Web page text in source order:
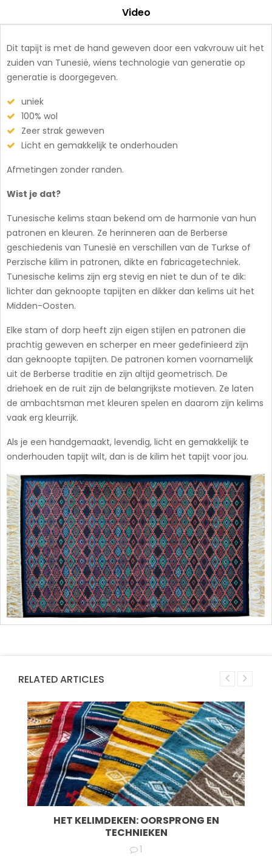
Video
Dit tapijt is met de hand geweven door een vakvrouw uit het
zuiden van Tunesië, wiens technologie van generatie op
generatie is doorgegeven.
uniek
100% wol
Zeer strak geweven
Licht en gemakkelijk te onderhouden
Afmetingen zonder randen.
Wist je dat?
Tunesische kelims staan bekend om de harmonie van hun
patronen en kleuren. Ze herinneren aan de Berberse
geschiedenis van Tunesië en verschillen van de Turkse of
Perzische kilim in patronen, dikte en fabricagetechniek.
Tunesische kelims zijn erg stevig en niet te dun of te dik:
lichter dan geknoopte tapijten en dikker dan kelims uit het
Midden-Oosten.
Elke stam of dorp heeft zijn eigen stijlen en patronen die
prachtig geweven en scherper en meer gedefinieerd zijn
dan geknoopte tapijten. De patronen komen voornamelijk
uit de Berberse traditie en zijn altijd geometrisch. De
driehoek en de ruit zijn de belangrijkste motieven. Ze laten
de ambachtsman met kleuren spelen en daarom zijn kelims
vaak erg kleurrijk.
Als je een handgemaakt, levendig, licht en gemakkelijk te
onderhouden tapijt wilt, dan is de kilim het tapijt voor jou.
RELATED ARTICLES
HET KELIMDEKEN: OORSPRONG EN
TECHNIEKEN
1